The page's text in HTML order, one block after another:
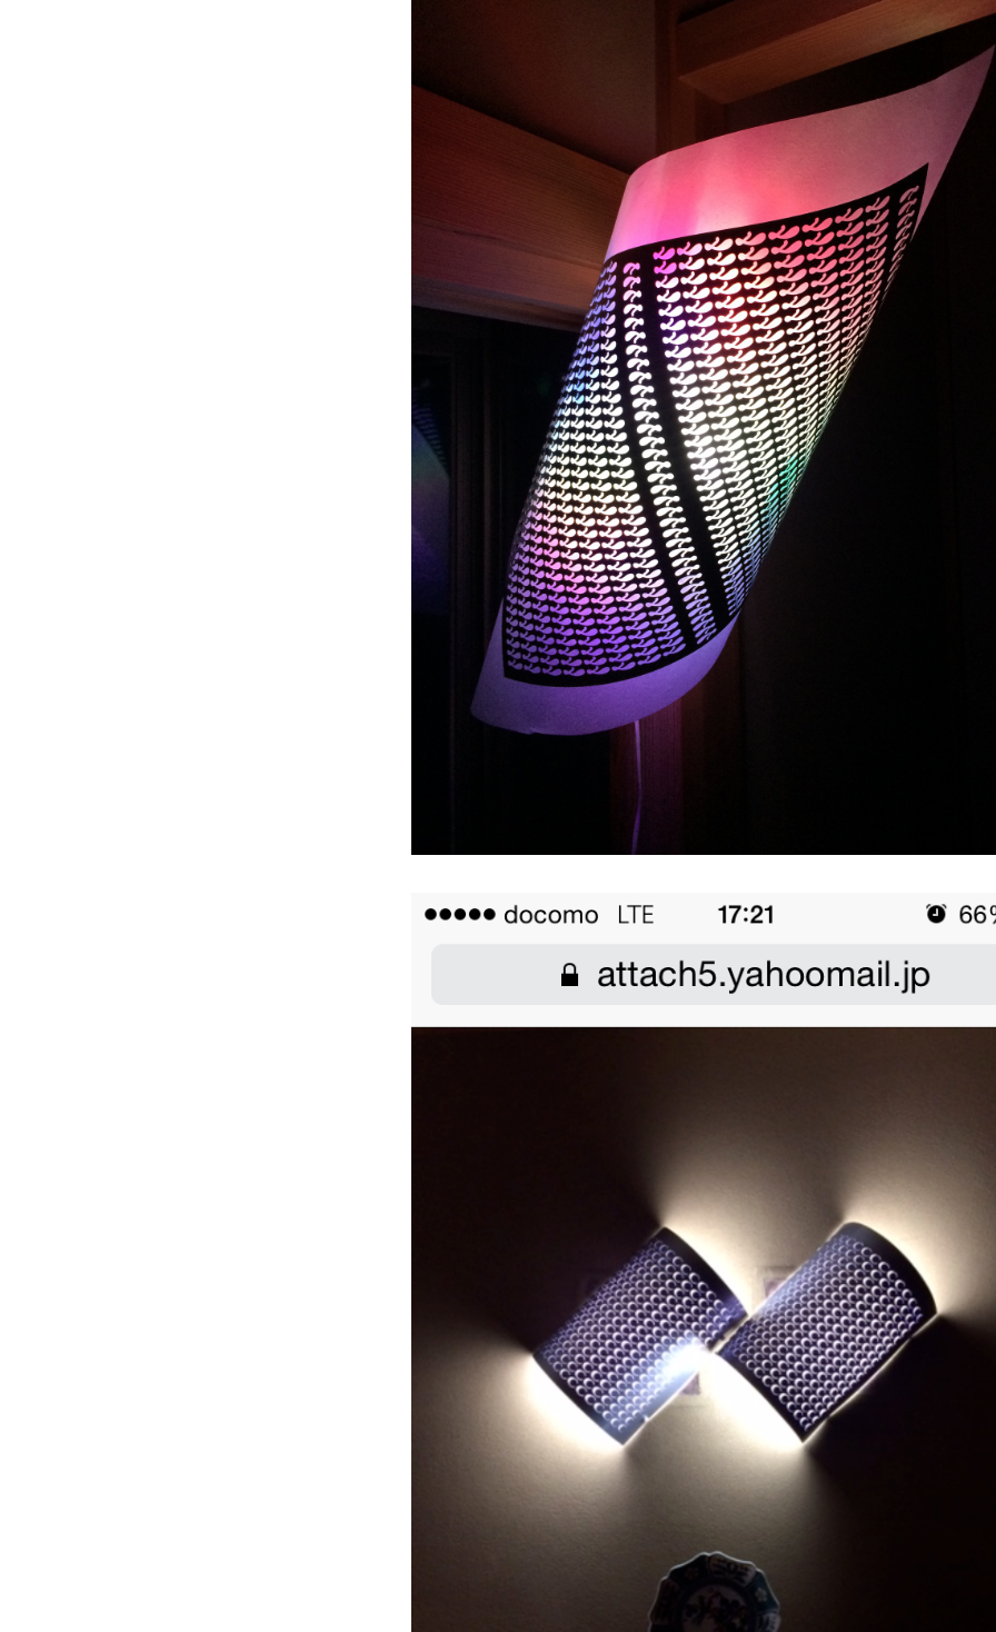
チタンシェード ライト
スタンド(小)❸
チタンシェード壁掛け
チタンシャンデリア！
チタン灯籠
チタン神輿 チタン神輿 新聞掲載
モダンでモダンなラン
トづくり体験
制作意図MasunagArtマ